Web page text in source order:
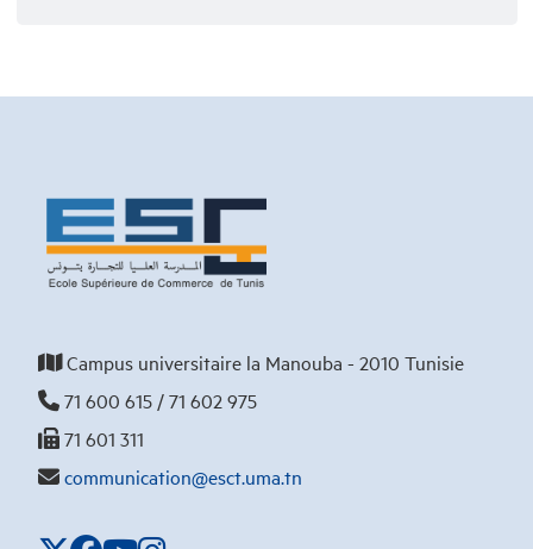
Campus universitaire la Manouba - 2010 Tunisie
71 600 615 / 71 602 975
71 601 311
communication@esct.uma.tn